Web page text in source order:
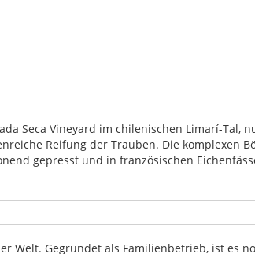
Seca Vineyard im chilenischen Limarí-Tal,
Reifung der Trauben. Die komplexen
gepresst und in französischen
Welt. Gegründet als Familienbetrieb, ist es